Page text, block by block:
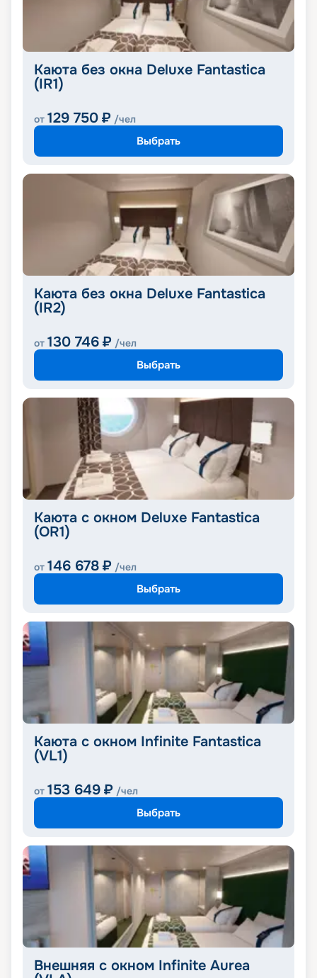
Каюта без окна Deluxe Fantastica
(IR1)
от 129 750 ₽ /чел
Выбрать
Каюта без окна Deluxe Fantastica
(IR2)
от 130 746 ₽ /чел
Выбрать
Каюта с окном Deluxe Fantastica
(OR1)
от 146 678 ₽ /чел
Выбрать
Каюта с окном Infinite Fantastica
(VL1)
от 153 649 ₽ /чел
Выбрать
Внешняя с окном Infinite Aurea